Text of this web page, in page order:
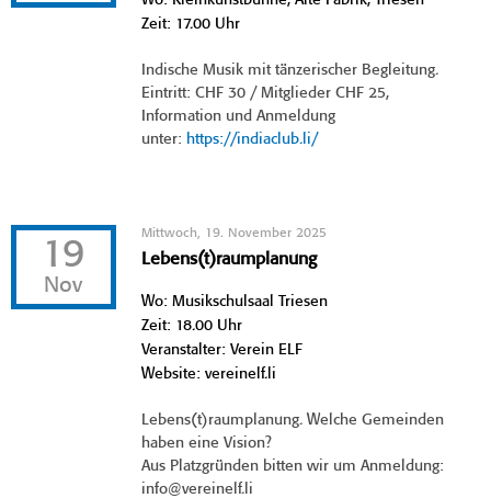
Zeit: 17.00 Uhr
Indische Musik mit tänzerischer Begleitung.
Eintritt: CHF 30 / Mitglieder CHF 25,
Information und Anmeldung
unter: https://indiaclub.li/
19
Nov
Mittwoch, 19. November 2025
Lebens(t)raumplanung
Wo: Musikschulsaal Triesen
Zeit: 18.00 Uhr
Veranstalter: Verein ELF
Website: vereinelf.li
Lebens(t)raumplanung. Welche Gemeinden
haben eine Vision?
Aus Platzgründen bitten wir um Anmeldung:
info@vereinelf.li